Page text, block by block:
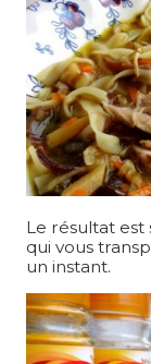
Le résultat
qui vous
un instant.